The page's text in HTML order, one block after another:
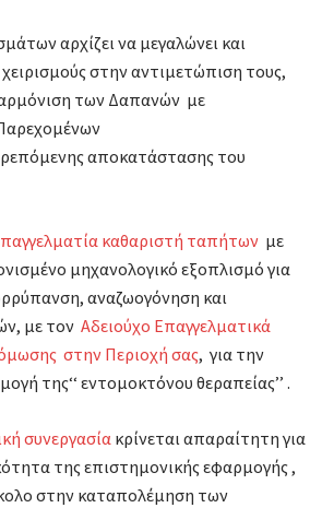
αρχίζει να μεγαλώνει και
στην αντιμετώπιση τους,
των Δαπανών με
αποκατάστασης του
καθαριστή ταπήτων με
μηχανολογικό εξοπλισμό για
αναζωογόνηση και
με τον Αδειούχο Επαγγελματικά
στην Περιοχή σας, για την
της‘‘ εντομοκτόνου θεραπείας’’ .
συνεργασίακρίνεται απαραίτητη για
της επιστημονικής εφαρμογής ,
στην καταπολέμηση των